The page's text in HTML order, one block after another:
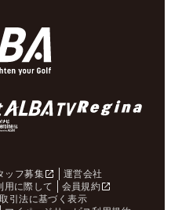
ッフ募集
運営会社
用に際して
会員規約
引法に基づく表示